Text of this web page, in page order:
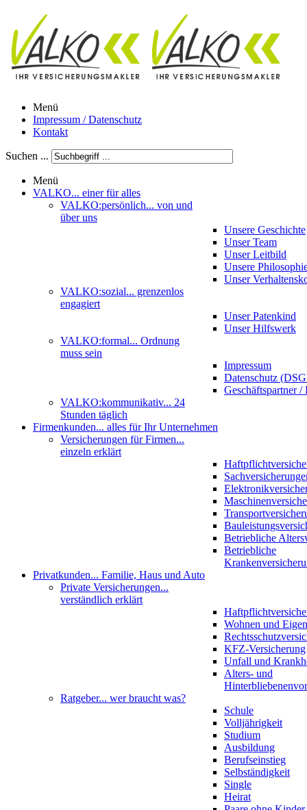
Menü
Impressum / Datenschutz
Kontakt
Suchen ...
Menü
VALKO... einer für alles
VALKO:persönlich... von und
über uns
Unsere Geschichte
Unser Team
Unser Leitbild
Unsere
Unser
VALKO:sozial... grenzenlos
engagiert
Unser Patenkind
Unser Hilfswerk
VALKO:formal... Ordnung
muss sein
Impressum
Datenschutz
Geschäftspartner /
VALKO:kommunikativ... 24
Stunden täglich
Firmenkunden... alles für Ihr Unternehmen
Versicherungen für Firmen...
einzeln erklärt
Betriebliche
Betriebliche
Privatkunden... Familie, Haus und Auto
Private Versicherungen...
verständlich erklärt
Wohnen und
KFZ-Versicherung
Unfall und
Alters- und
Ratgeber... wer braucht was?
Schule
Volljährigkeit
Studium
Ausbildung
Berufseinstieg
Selbständigkeit
Single
Heirat